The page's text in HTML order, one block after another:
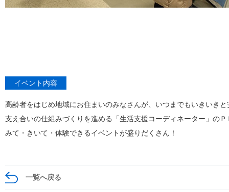
イベント内容
高齢者をはじめ地域にお住まいのみなさんが、いつまでもいきいき
支え合いの仕組みづくりを進める「生活支援コーディネーター」の
みて・きいて・体験できるイベントが盛りだくさん！
一覧へ戻る